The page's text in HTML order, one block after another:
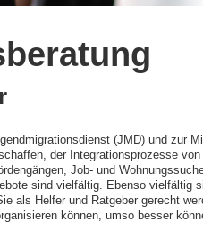
(JMD) und zur
der Integrationsprozesse
Job- und
sind vielfältig. Ebenso vielfältig
als Helfer und Ratgeber gerecht
können, umso besser